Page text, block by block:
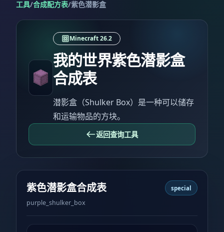
工具/合成配方表/紫色潜影盒
Minecraft 26.2
我的世界紫色潜影盒
合成表
潜影盒（Shulker Box）是一种可以储存
和运输物品的方块。
返回查询工具
紫色潜影盒合成表
purple_shulker_box
special